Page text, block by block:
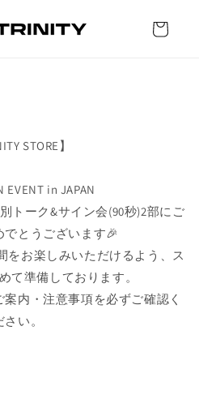
Cart
STORE】
EVENT in JAPAN
トーク&サイン会(90秒)2部にご
でとうございます🎉
をお楽しみいただけるよう、ス
て準備しております。
内・注意事項を必ずご確認く
さい。